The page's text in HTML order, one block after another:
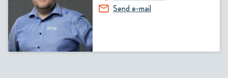
Send e-mail